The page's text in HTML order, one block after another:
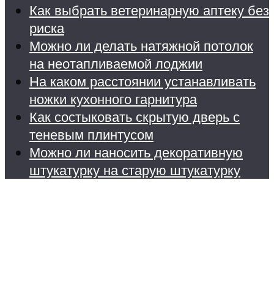
Как выбрать ветеринарную аптеку без
риска
Можно ли делать натяжной потолок
на неотапливаемой лоджии
На каком расстоянии устанавливать
ножки кухонного гарнитура
Как состыковать скрытую дверь с
теневым плинтусом
Можно ли наносить декоративную
штукатурку на старую штукатурку